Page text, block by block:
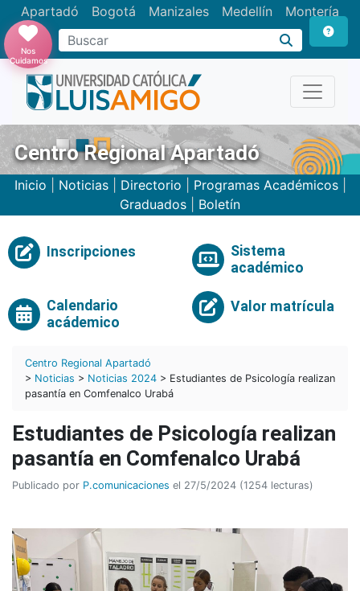
Apartadó Bogotá Manizales Medellín Montería
Nos
Cuidamos
Centro Regional Apartadó
Inicio Noticias| Directorio Programas Académicos|
Graduados
Boletín
Inscripciones
Sistema
académico
Calendario
acádemico
Valor matrícula
Centro Regional Apartadó
> Noticias > Noticias 2024 > Estudiantes de Psicología realizan
pasantía en Comfenalco Urabá
Estudiantes de Psicología realizan
pasantía en Comfenalco Urabá
Publicado por P.comunicaciones el 27/5/2024 (1254 lecturas)